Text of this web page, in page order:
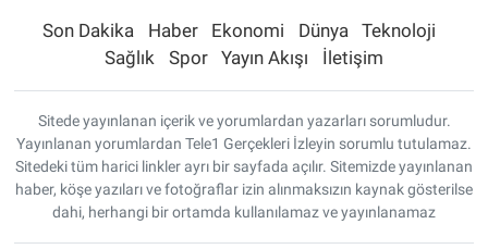
Son Dakika Haber Ekonomi Dünya
Teknoloji
Sağlık
Spor Yayın Akışı İletişim
Sitede yayınlanan içerik ve yorumlardan yazarları sorumludur.
Yayınlanan yorumlardan Tele1 Gerçekleri İzleyin sorumlu tutulamaz.
Sitedeki tüm harici linkler ayrı bir sayfada açılır. Sitemizde yayınlanan
haber, köşe yazıları ve fotoğraflar izin alınmaksızın kaynak gösterilse
dahi, herhangi bir ortamda kullanılamaz ve yayınlanamaz